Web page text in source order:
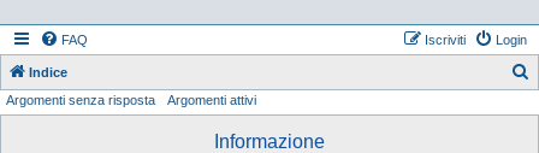
FAQ Login
Iscriviti
Indice
Argomenti senza risposta Argomenti attivi
Informazione